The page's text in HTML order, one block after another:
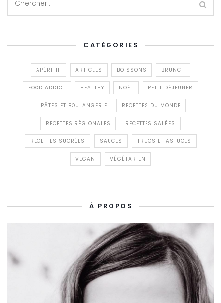
CATÉGORIES
APÉRITIF ARTICLES BOISSONS BRUNCH
FOOD ADDICT HEALTHY NOËL PETIT DÉJEUNER
PÂTES ET BOULANGERIE RECETTES DU MONDE
RECETTES RÉGIONALES RECETTES SALÉES
RECETTES SUCRÉES SAUCES TRUCS ET ASTUCES
VEGAN VÉGÉTARIEN
À PROPOS